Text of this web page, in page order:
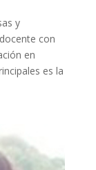
y
con
en
es la